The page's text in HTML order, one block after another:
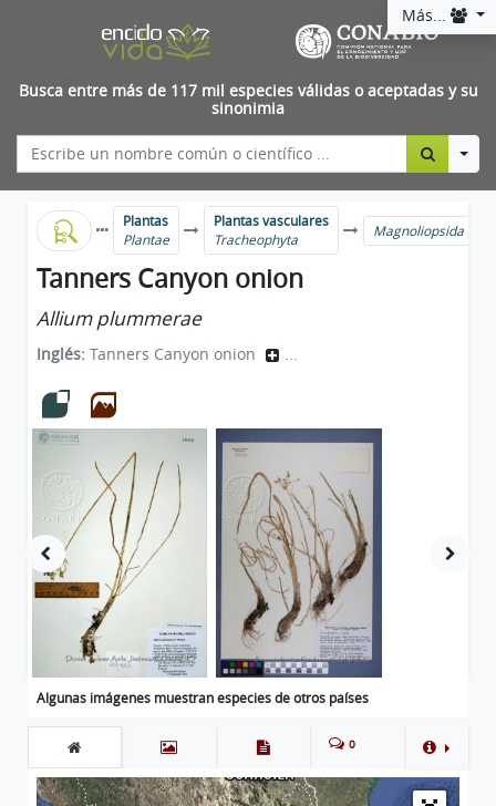
Más...
Busca entre más de 117 mil especies válidas o aceptadas y su
sinonimia
Plantas
Plantae
Plantas vasculares
Tracheophyta
Magnoliopsida
Tanners Canyon onion
Allium plummerae
Inglés: Tanners Canyon onion ...
Algunas imágenes muestran especies de otros países
0